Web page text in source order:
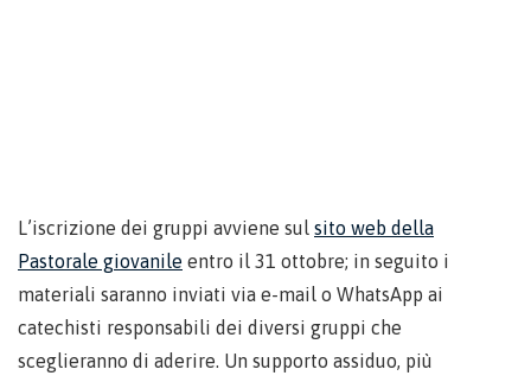
L’iscrizione dei gruppi avviene sul sito web della
Pastorale giovanile entro il 31 ottobre; in seguito i
materiali saranno inviati via e-mail o WhatsApp ai
catechisti responsabili dei diversi gruppi che
sceglieranno di aderire. Un supporto assiduo, più